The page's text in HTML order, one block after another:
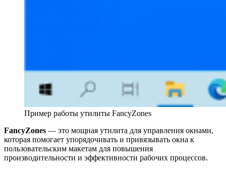
Пример работы утилиты FancyZones
FancyZones — это мощная утилита для управления окнами,
которая помогает упорядочивать и привязывать окна к
пользовательским макетам для повышения
производительности и эффективности рабочих процессов.